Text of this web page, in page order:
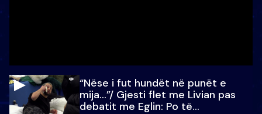
“Nëse i fut hundët në punët e
mija…”/ Gjesti flet me Livian pas
debatit me Eglin: Po të